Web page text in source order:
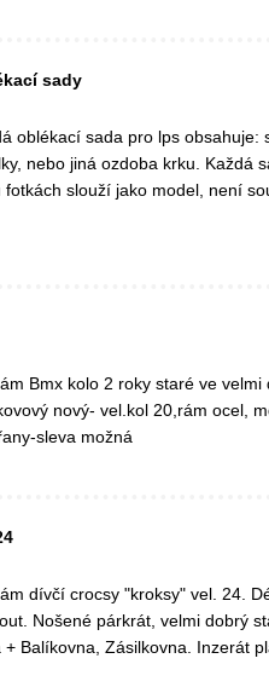
sady
oblékací sada pro lps obsahuje:
nebo jiná ozdoba krku. Každá
fotkách slouží jako model, není
Bmx kolo 2 roky staré ve
nový- vel.kol 20,rám ocel,
sleva možná
dívčí crocsy "kroksy" vel. 24.
Nošené párkrát, velmi dobrý
+ Balíkovna, Zásilkovna. Inzerát